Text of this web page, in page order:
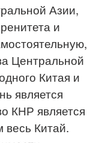
Азии,
и
Центральной
Китая и
является
КНР является
Китай.